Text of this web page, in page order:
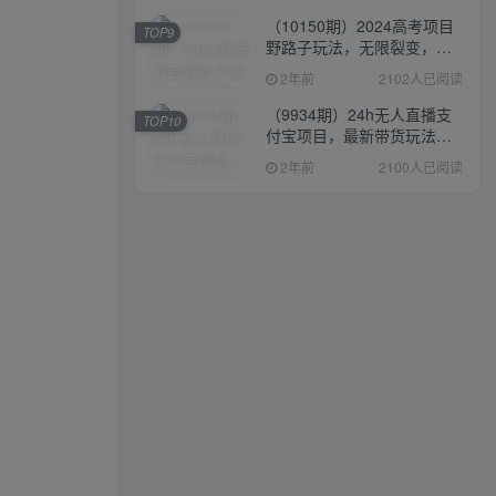
（10150期）2024高考项目
野路子玩法，无限裂变，最
高一天1W＋！
2年前 2102人已阅读
TOP9
（9934期）24h无人直播支
付宝项目，最新带货玩法，
纯躺赚实测日入500+
2年前 2100人已阅读
TOP10